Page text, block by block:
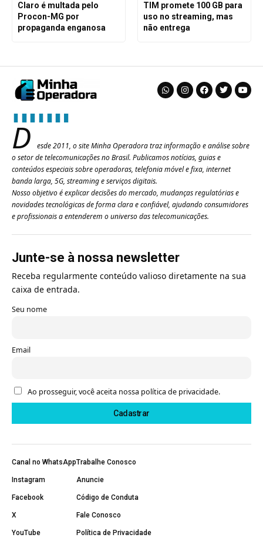
Claro é multada pelo
Procon-MG por
propaganda enganosa
TIM promete 100 GB para
uso no streaming, mas
não entrega
D
esde 2011, o site Minha Operadora traz informação e análise sobre
o setor de telecomunicações no Brasil. Publicamos notícias, guias e
conteúdos especiais sobre operadoras, telefonia móvel e fixa, internet
banda larga, 5G, streaming e serviços digitais.
Nosso objetivo é explicar decisões do mercado, mudanças regulatórias e
novidades tecnológicas de forma clara e confiável, ajudando consumidores
e profissionais a entenderem o universo das telecomunicações.
Junte-se à nossa newsletter
Receba regularmente conteúdo valioso diretamente na sua
caixa de entrada.
Seu nome
Email
Ao prosseguir, você aceita nossa política de privacidade.
Canal no WhatsApp
Instagram
Facebook
X
YouTube
Trabalhe Conosco
Anuncie
Código de Conduta
Fale Conosco
Política de Privacidade